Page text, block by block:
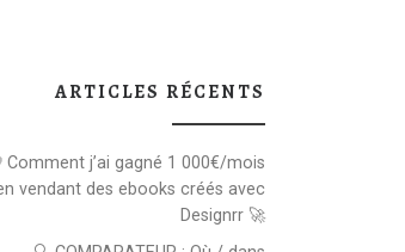
ARTICLES RÉCENTS
Comment j’ai gagné 1 000€/mois
vendant des ebooks créés avec
Designrr 🚀